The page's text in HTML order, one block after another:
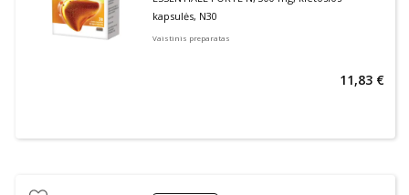
kapsulės, N30
Vaistinis preparatas
11,83 €